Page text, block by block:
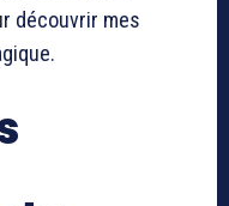
découvrir mes